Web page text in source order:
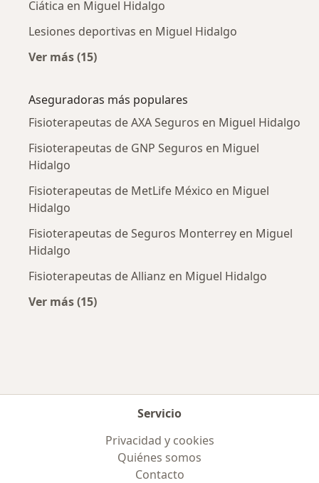
Ciática en Miguel Hidalgo
Lesiones deportivas en Miguel Hidalgo
Ver más (15)
Aseguradoras más populares
Fisioterapeutas de AXA Seguros en Miguel Hidalgo
Fisioterapeutas de GNP Seguros en Miguel
Hidalgo
Fisioterapeutas de MetLife México en Miguel
Hidalgo
Fisioterapeutas de Seguros Monterrey en Miguel
Hidalgo
Fisioterapeutas de Allianz en Miguel Hidalgo
Ver más (15)
Servicio
Privacidad y cookies
Quiénes somos
Contacto